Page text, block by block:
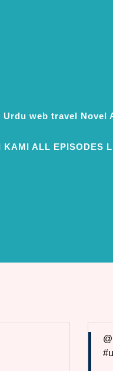
web travel Novel
ALL EPISODES